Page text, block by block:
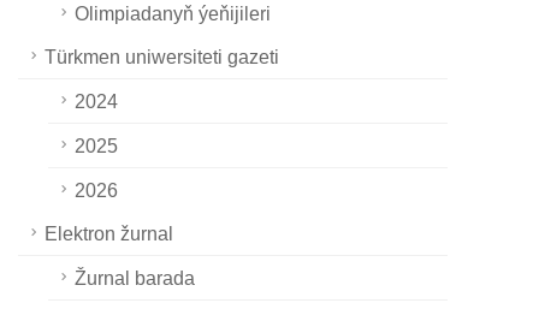
Olimpiadanyň ýeňijileri
Türkmen uniwersiteti gazeti
2024
2025
2026
Elektron žurnal
Žurnal barada